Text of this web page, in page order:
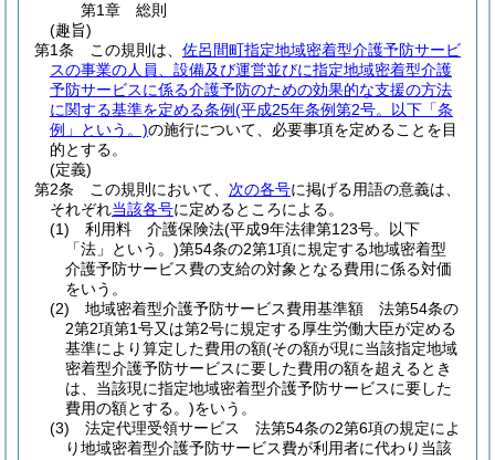
第1章
総則
(趣旨)
第1条
この規則は、 佐呂間町指定地域密着型介護予防サービ
スの事業の人員、設備及び運営並びに指定地域密着型介護
予防サービスに係る介護予防のための効果的な支援の方法
に関する基準を定める条例(平成25年条例第2号。以下「条
例」という。)の施行について、必要事項を定めることを目
的とする。
(定義)
第2条
この規則において、 次の各号に掲げる用語の意義は、
それぞれ当該各号に定めるところによる。
(1)
利用料 介護保険法(平成9年法律第123号。以下
「法」という。)第54条の2第1項に規定する地域密着型
介護予防サービス費の支給の対象となる費用に係る対価
をいう。
(2)
地域密着型介護予防サービス費用基準額 法第54条の
2第2項第1号又は第2号に規定する厚生労働大臣が定める
基準により算定した費用の額(その額が現に当該指定地域
密着型介護予防サービスに要した費用の額を超えるとき
は、当該現に指定地域密着型介護予防サービスに要した
費用の額とする。)をいう。
(3)
法定代理受領サービス 法第54条の2第6項の規定によ
り地域密着型介護予防サービス費が利用者に代わり当該